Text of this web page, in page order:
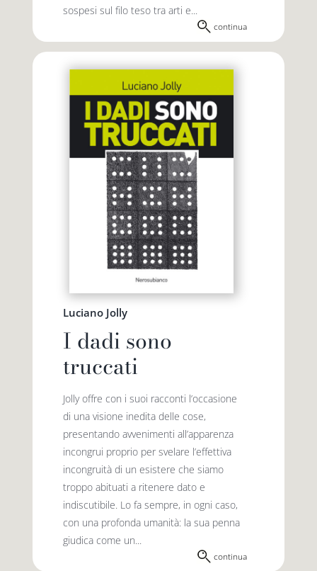
sospesi sul filo teso tra arti e...
continua
Luciano Jolly
I dadi sono
truccati
Jolly offre con i suoi racconti l’occasione
di una visione inedita delle cose,
presentando avvenimenti all’apparenza
incongrui proprio per svelare l’effettiva
incongruità di un esistere che siamo
troppo abituati a ritenere dato e
indiscutibile. Lo fa sempre, in ogni caso,
con una profonda umanità: la sua penna
giudica come un...
continua